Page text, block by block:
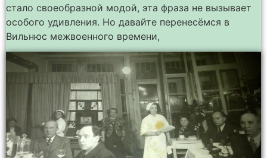
стало своеобразной модой, эта фраза не вызывает
особого удивления. Но давайте перенесёмся в
Вильнюс межвоенного времени,